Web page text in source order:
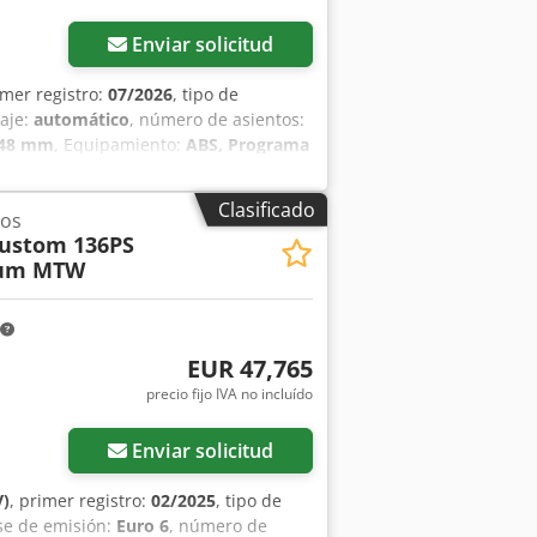
Enviar solicitud
registro: 07/2026, tipo de
automático, número de asientos:
mm, Equipamiento: ABS, Programa
cierre centralizado,
---- Salvo errores y ventas
de emergencia * Tercera luz de
remolque – fijo, enchufe de 13
acondicionado trasero –
6P: retrovisores exteriores
asistente de ángulo muerto incl.
asistente de precolisión
asistente de mantenimiento
de asistencia al
función Stop & Go, cámara de
traseros, ajustables en inclinación –
izquierda * Paquete de calefacción
auxiliar de combustible),
EQUIPAMIENTO ADICIONAL * 1
Clasificado
136PS
MTW
EUR 47,765
precio fijo IVA no incluído
Enviar solicitud
, primer registro: 02/2025, tipo de
de emisión: Euro 6, número de